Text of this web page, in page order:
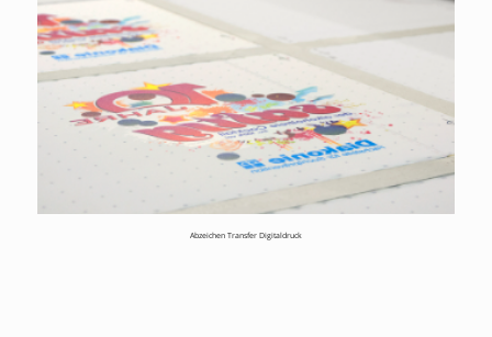
Abzeichen Transfer Digitaldruck